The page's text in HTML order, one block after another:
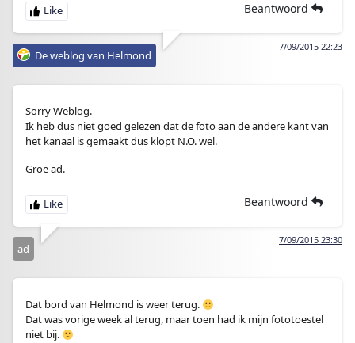
Beantwoord
7/09/2015 22:23
De weblog van Helmond
Sorry Weblog.
Ik heb dus niet goed gelezen dat de foto aan de andere kant van
het kanaal is gemaakt dus klopt N.O. wel.
Groe ad.
Beantwoord
7/09/2015 23:30
ad
Dat bord van Helmond is weer terug.
Dat was vorige week al terug, maar toen had ik mijn fototoestel
niet bij.